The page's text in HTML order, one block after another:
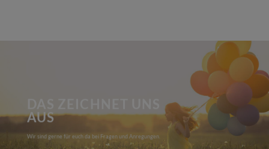
AUS
Wir sind gerne für euch da bei Fragen und Anregungen.